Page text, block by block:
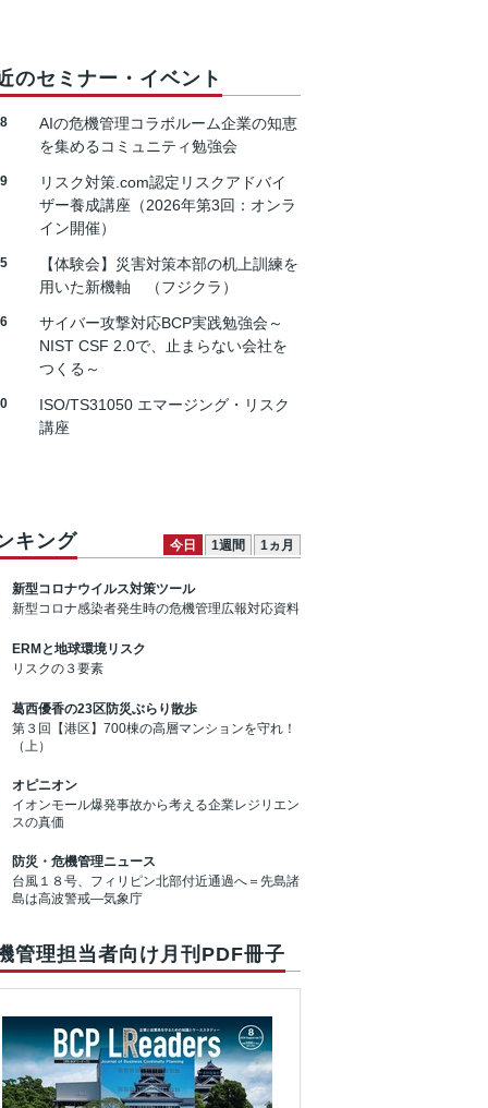
のセミナー・イベント
AIの危機管理コラボルーム企業の知恵
を集めるコミュニティ勉強会
リスク対策.com認定リスクアドバイ
ザー養成講座（2026年第3回：オンラ
イン開催）
【体験会】災害対策本部の机上訓練を
用いた新機軸 （フジクラ）
サイバー攻撃対応BCP実践勉強会～
NIST CSF 2.0で、止まらない会社を
つくる～
ISO/TS31050 エマージング・リスク
講座
キング 今日 1週間 1ヵ月
新型コロナウイルス対策ツール
新型コロナ感染者発生時の危機管理広報対応資料
ERMと地球環境リスク
リスクの３要素
葛西優香の23区防災ぶらり散歩
第３回【港区】700棟の高層マンションを守れ！
（上）
オピニオン
イオンモール爆発事故から考える企業レジリエン
スの真価
防災・危機管理ニュース
台風１８号、フィリピン北部付近通過へ＝先島諸
島は高波警戒―気象庁
管理担当者向け月刊PDF冊子